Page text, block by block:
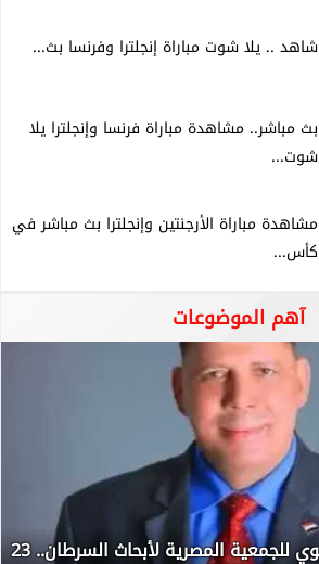
شاهد .. يلا شوت مباراة إنجلترا وفرنسا بث...
بث مباشر.. مشاهدة مباراة فرنسا وإنجلترا يلا
شوت...
مشاهدة مباراة الأرجنتين وإنجلترا بث مباشر في
كأس...
آهم الموضوعات
انطلاق المؤتمر السنوي للجمعية المصرية لأبحاث السرطان.. 23